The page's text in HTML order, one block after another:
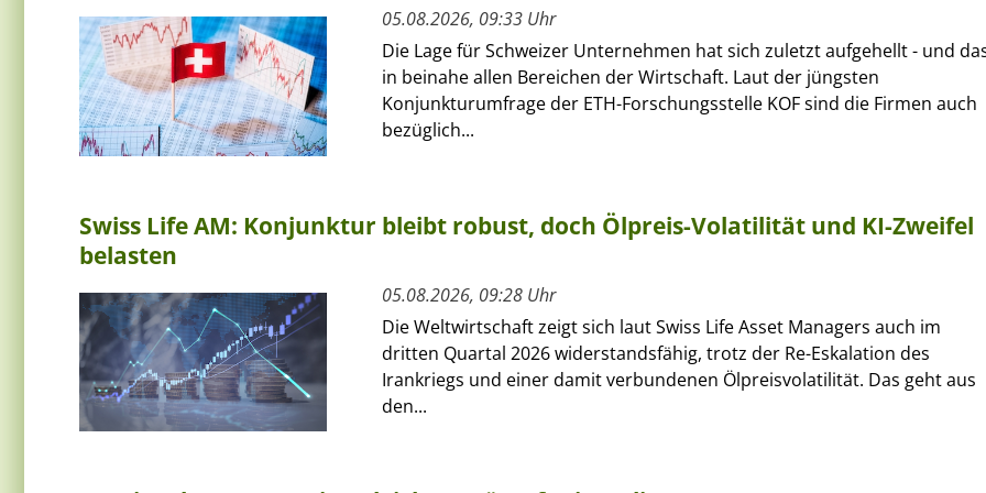
05.08.2026, 09:33 Uhr
Die Lage für Schweizer Unternehmen hat sich zuletzt aufgehellt - und
in beinahe allen Bereichen der Wirtschaft. Laut der jüngsten
Konjunkturumfrage der ETH-Forschungsstelle KOF sind die Firmen auch
bezüglich...
Swiss Life AM: Konjunktur bleibt robust, doch Ölpreis-Volatilität und KI-Zweifel
belasten
05.08.2026, 09:28 Uhr
Die Weltwirtschaft zeigt sich laut Swiss Life Asset Managers auch im
dritten Quartal 2026 widerstandsfähig, trotz der Re-Eskalation des
Irankriegs und einer damit verbundenen Ölpreisvolatilität. Das geht aus
den...